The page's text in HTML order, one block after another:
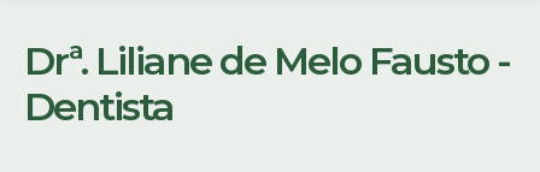
Drª. Liliane de Melo Fausto -
Dentista